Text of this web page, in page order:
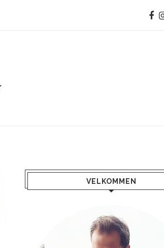
VELKOMMEN